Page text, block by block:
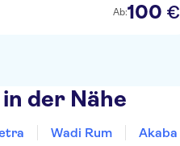
Ab:100 €
der Nähe
Wadi Rum
Akaba